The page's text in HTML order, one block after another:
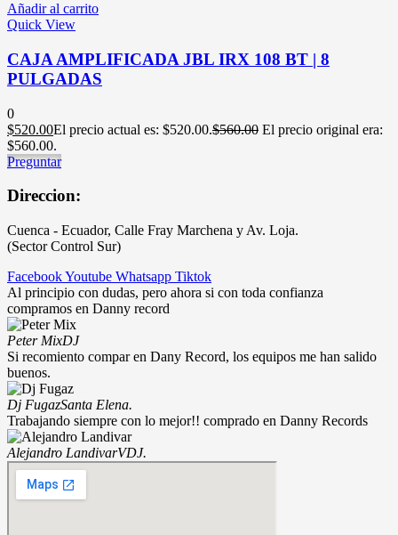
Añadir al carrito
Quick View
CAJA AMPLIFICADA JBL IRX 108 BT | 8
PULGADAS
0
$520.00El precio actual es: $520.00.$560.00 El precio original era:
$560.00.
Preguntar
Direccion:
Cuenca - Ecuador, Calle Fray Marchena y Av. Loja.
(Sector Control Sur)
FacebookYoutube Whatsapp Tiktok
Al principio con dudas, pero ahora si con toda confianza
compramos en Danny record
Peter MixDJ
Si recomiento compar en Dany Record, los equipos me han salido
buenos.
Dj FugazSanta Elena.
Trabajando siempre con lo mejor!! comprado en Danny Records
Alejandro LandivarVDJ.